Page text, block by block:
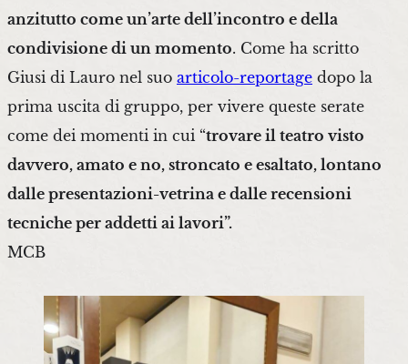
anzitutto come un’arte dell’incontro e della
condivisione di un momento. Come ha scritto
Giusi di Lauro nel suo articolo-reportage dopo la
prima uscita di gruppo, per vivere queste serate
come dei momenti in cui “trovare il teatro visto
davvero, amato e no, stroncato e esaltato, lontano
dalle presentazioni-vetrina e dalle recensioni
tecniche per addetti ai lavori”.
MCB